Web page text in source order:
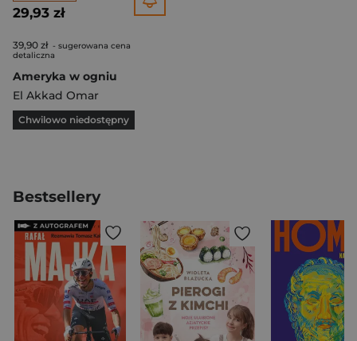
29,93 zł
39,90 zł - sugerowana cena
detaliczna
Ameryka w ogniu
El Akkad Omar
Chwilowo niedostępny
Bestsellery